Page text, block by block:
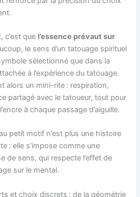
c’est que l’essence prévaut sur
le sens d’un tatouage spirituel
sélectionné que dans la
à l’expérience du tatouage.
alors un mini-rite : respiration,
partagé avec le tatoueur, tout pour
à chaque passage d’aiguille.
petit motif n’est plus une histoire
: elle s’impose comme une
de sens, qui respecte l’effet de
sur le mental.
et choix discrets : de la géométrie